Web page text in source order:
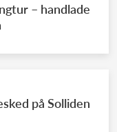
– handlade
på Solliden